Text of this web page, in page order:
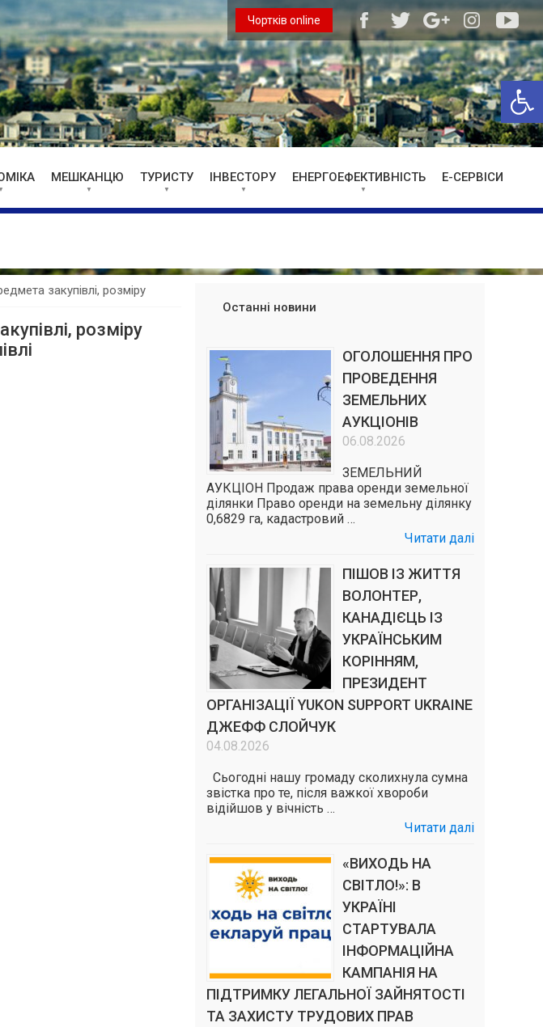
Чортків online
МЕШКАНЦЮ ТУРИСТУ ІНВЕСТОРУ ЕНЕРГОЕФЕКТИВНІСТЬ Е-СЕРВІСИ
закупівлі, розміру
розміру
Останні новини
ОГОЛОШЕННЯ ПРО
ПРОВЕДЕННЯ
ЗЕМЕЛЬНИХ
АУКЦІОНІВ
06.08.2026
ЗЕМЕЛЬНИЙ
АУКЦІОН Продаж права оренди земельної
ділянки Право оренди на земельну ділянку
0,6829 га, кадастровий …
Читати далі
ПІШОВ ІЗ ЖИТТЯ
ВОЛОНТЕР,
КАНАДІЄЦЬ ІЗ
УКРАЇНСЬКИМ
КОРІННЯМ,
ПРЕЗИДЕНТ
ОРГАНІЗАЦІЇ YUKON SUPPORT UKRAINE
ДЖЕФФ СЛОЙЧУК
04.08.2026
Сьогодні нашу громаду сколихнула сумна
звістка про те, після важкої хвороби
відійшов у вічність …
Читати далі
«ВИХОДЬ НА
СВІТЛО!»: В
УКРАЇНІ
СТАРТУВАЛА
ІНФОРМАЦІЙНА
КАМПАНІЯ НА
ПІДТРИМКУ ЛЕГАЛЬНОЇ ЗАЙНЯТОСТІ
ТА ЗАХИСТУ ТРУДОВИХ ПРАВ